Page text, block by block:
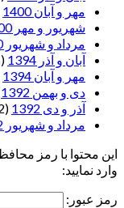
مهر و آبان 1400
شهریور و مهر 1400
مرداد و شهریور 1400
آبان و آذر 1394
(1)
مهر و آبان 1394
دی و بهمن 1392
آذر و دی 1392
(2)
مرداد و شهریور 1392
این محتوا با رمز
وارد نمایید:
رمز عبور: